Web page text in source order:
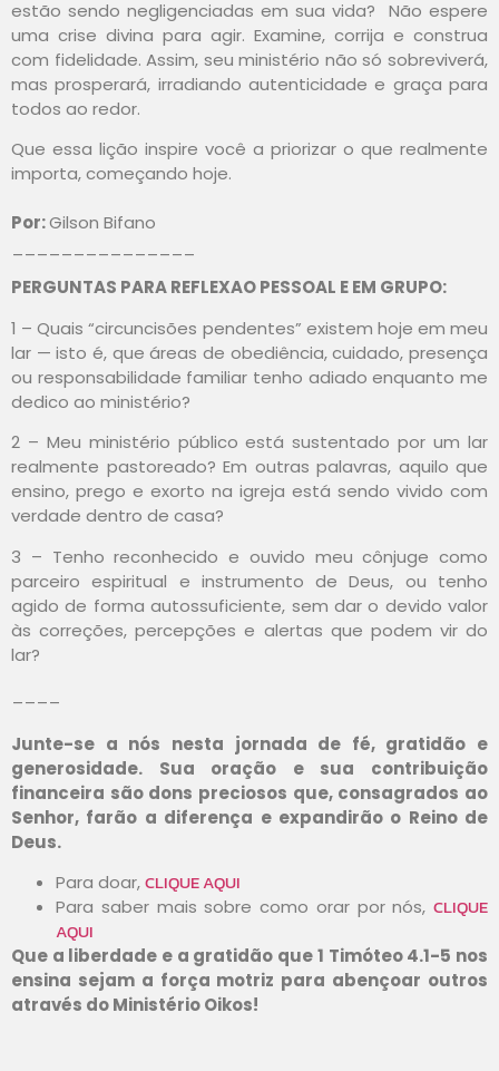
estão sendo negligenciadas em sua vida? Não espere
uma crise divina para agir. Examine, corrija e construa
com fidelidade. Assim, seu ministério não só sobreviverá,
mas prosperará, irradiando autenticidade e graça para
todos ao redor.
Que essa lição inspire você a priorizar o que realmente
importa, começando hoje.
Por:Gilson Bifano
PERGUNTAS PARA REFLEXAO PESSOAL E EM GRUPO:
1 – Quais “circuncisões pendentes” existem hoje em meu
lar — isto é, que áreas de obediência, cuidado, presença
ou responsabilidade familiar tenho adiado enquanto me
dedico ao ministério?
2 – Meu ministério público está sustentado por um lar
realmente pastoreado? Em outras palavras, aquilo que
ensino, prego e exorto na igreja está sendo vivido com
verdade dentro de casa?
3 – Tenho reconhecido e ouvido meu cônjuge como
parceiro espiritual e instrumento de Deus, ou tenho
agido de forma autossuficiente, sem dar o devido valor
às correções, percepções e alertas que podem vir do
lar?
Junte-se a nós nesta jornada de fé, gratidão e
generosidade. Sua oração e sua contribuição
financeira são dons preciosos que, consagrados ao
Senhor, farão a diferença e expandirão o Reino de
Deus.
Para doar,CLIQUE AQUI
Para saber mais sobre como orar por nós, CLIQUE
AQUI
Que a liberdade e a gratidão que 1 Timóteo 4.1-5 nos
ensina sejam a força motriz para abençoar outros
através do Ministério Oikos!